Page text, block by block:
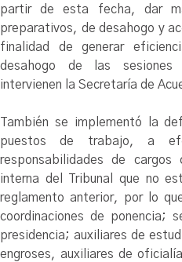
partir de esta fecha, dar
preparativos, de desahogo y
finalidad de generar
desahogo de las
intervienen la Secretaría de
También se implementó la
puestos de trabajo, a
responsabilidades de cargos
interna del Tribunal que no
reglamento anterior, por lo
coordinaciones de ponencia;
presidencia; auxiliares de
engroses, auxiliares de